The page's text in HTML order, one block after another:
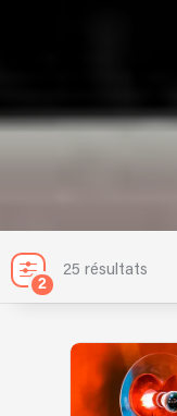
2
25 résultats